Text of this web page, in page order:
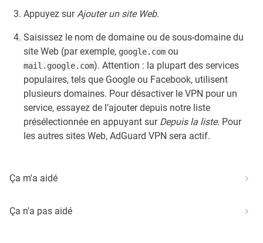
Appuyez surAjouter un site Web.
Saisissez le nom de domaine ou de sous-domaine du
site Web (par exemple, google.com ou
mail.google.com). Attention : la plupart des services
populaires, tels que Google ou Facebook, utilisent
plusieurs domaines. Pour désactiver le VPN pour un
service, essayez de l’ajouter depuis notre liste
présélectionnée en appuyant sur Depuis la liste. Pour
les autres sites Web, AdGuard VPN sera actif.
Ça m'a aidé
Ça n'a pas aidé